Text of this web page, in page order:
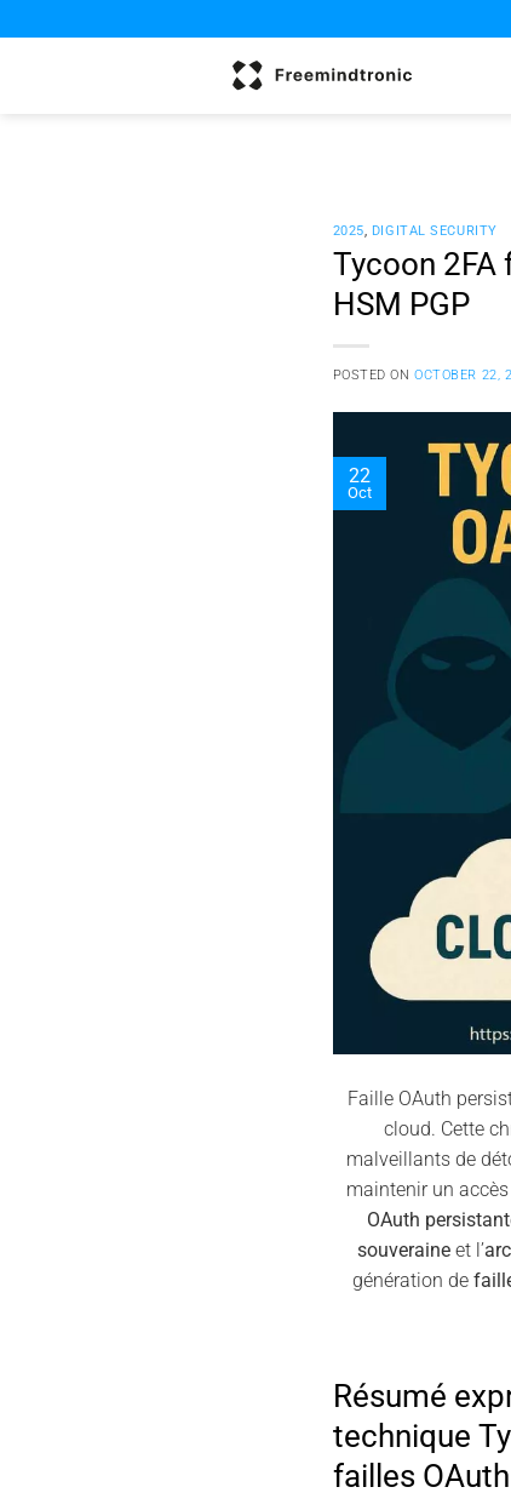
to
2025, DIGITAL SECURITY
Tycoon 2FA
HSM PGP
POSTED ONOCTOBER 22,
22
Oct
Faille OAuth
cloud. Cette
malveillants de
maintenir un accès
OAuth
souveraine et l’
génération de
Résumé
technique
failles